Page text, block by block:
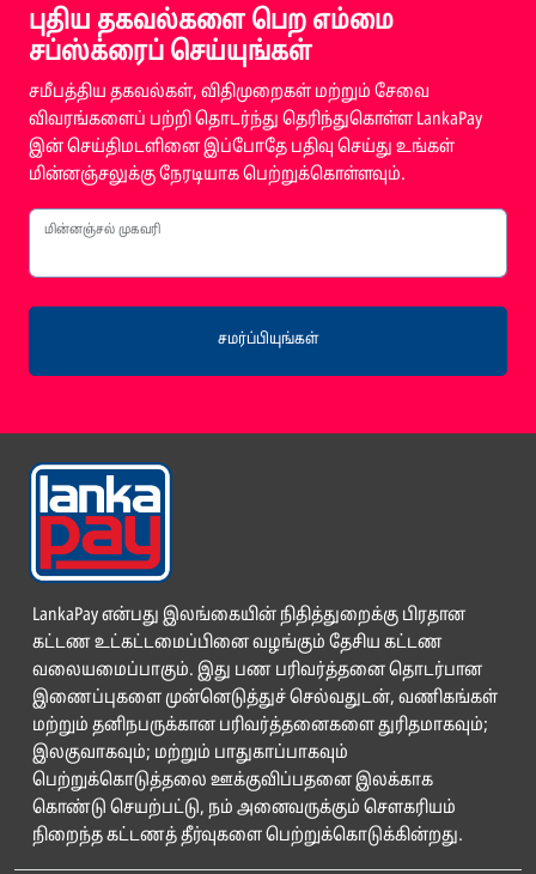
புதிய தகவல்களை பெற எம்மை
சப்ஸ்க்ரைப் செய்யுங்கள்
சமீபத்திய தகவல்கள், விதிமுறைகள் மற்றும் சேவை
விவரங்களைப் பற்றி தொடர்ந்து தெரிந்துகொள்ள LankaPay
இன் செய்திமடளினை இப்போதே பதிவு செய்து உங்கள்
மின்னஞ்சலுக்கு நேரடியாக பெற்றுக்கொள்ளவும்.
மின்னஞ்சல் முகவரி
சமர்ப்பியுங்கள்
LankaPay என்பது இலங்கையின் நிதித்துறைக்கு பிரதான
கட்டண உட்கட்டமைப்பினை வழங்கும் தேசிய கட்டண
வலையமைப்பாகும். இது பண பரிவர்த்தனை தொடர்பான
இணைப்புகளை முன்னெடுத்துச் செல்வதுடன், வணிகங்கள்
மற்றும் தனிநபருக்கான பரிவர்த்தனைகளை துரிதமாகவும்;
இலகுவாகவும்; மற்றும் பாதுகாப்பாகவும்
பெற்றுக்கொடுத்தலை ஊக்குவிப்பதனை இலக்காக
கொண்டு செயற்பட்டு, நம் அனைவருக்கும் சௌகரியம்
நிறைந்த கட்டணத் தீர்வுகளை பெற்றுக்கொடுக்கின்றது.